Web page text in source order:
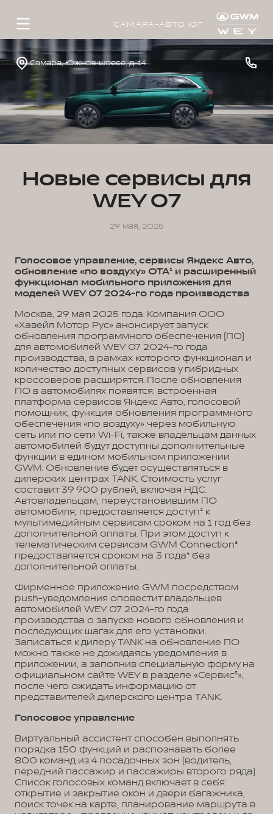
САМАРА-АВТО ЮГ
Самара, Южное шоссе, д. 14
Новые сервисы для
WEY 07
29 мая, 2025
Голосовое управление, сервисы Яндекс Авто,
обновление «по воздуху» OTA¹ и расширенный
функционал мобильного приложения для
моделей WEY 07 2024-го года производства
Москва, 29 мая 2025 года. Компания ООО
«Хавейл Мотор Рус» анонсирует запуск
обновления программного обеспечения (ПО)
для автомобилей WEY 07 2024-го года
производства, в рамках которого функционал и
количество доступных сервисов у гибридных
кроссоверов расширятся. После обновления
ПО в автомобилях появятся: встроенная
платформа сервисов Яндекс Авто, голосовой
помощник, функция обновления программного
обеспечения «по воздуху» через мобильную
сеть или по сети Wi-Fi, также владельцам данных
автомобилей будут доступны дополнительные
функции в едином мобильном приложении
GWM. Обновление будет осуществляться в
дилерских центрах TANK. Стоимость услуг
составит 39 900 рублей, включая НДС.
Автовладельцам, переустановившим ПО
автомобиля, предоставляется доступ² к
мультимедийным сервисам сроком на 1 год без
дополнительной оплаты. При этом доступ к
телематическим сервисам GWM Connection³
предоставляется сроком на 3 года⁴ без
дополнительной оплаты.
Фирменное приложение GWM посредством
push-уведомления оповестит владельцев
автомобилей WEY 07 2024-го года
производства о запуске нового обновления и
последующих шагах для его установки.
Записаться к дилеру TANK на обновление ПО
можно также не дожидаясь уведомления в
приложении, а заполнив специальную форму на
официальном сайте WEY в разделе «Сервис⁵»,
после чего ожидать информацию от
представителей дилерского центра TANK.
Голосовое управление
Виртуальный ассистент способен выполнять
порядка 150 функций и распознавать более
800 команд из 4 посадочных зон (водитель,
передний пассажир и пассажиры второго ряда).
Список голосовых команд включает в себя:
открытие и закрытие окон и двери багажника,
поиск точек на карте, планирование маршрута в